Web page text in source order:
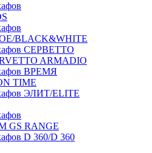
BLACK&WHITE
СЕРВЕТТО
ARMADIO
ВРЕМЯ
TIME
ЭЛИТ/ELITE
GS RANGE
D 360/D 360